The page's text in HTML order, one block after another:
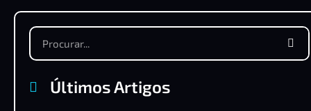
Últimos Artigos